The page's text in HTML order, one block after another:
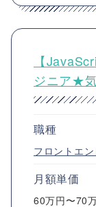
【
ジニア★
職種
フロントエ
月額単価
60万円〜70